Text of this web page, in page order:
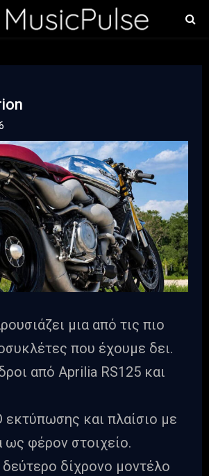
μια από τις πιο
που έχουμε δει.
από Aprilia RS125 και
εκτύπωσης και πλαίσιο με
ως φέρον στοιχείο.
δεύτερο δίχρονο μοντέλο